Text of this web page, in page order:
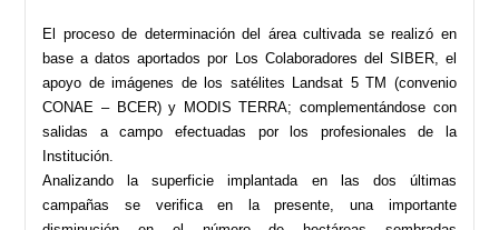
El proceso de determinación del área cultivada se realizó en
base a datos aportados por Los Colaboradores del SIBER, el
apoyo de imágenes de los satélites Landsat 5 TM (convenio
CONAE – BCER) y MODIS TERRA; complementándose con
salidas a campo efectuadas por los profesionales de la
Institución.
Analizando la superficie implantada en las dos últimas
campañas se verifica en la presente, una importante